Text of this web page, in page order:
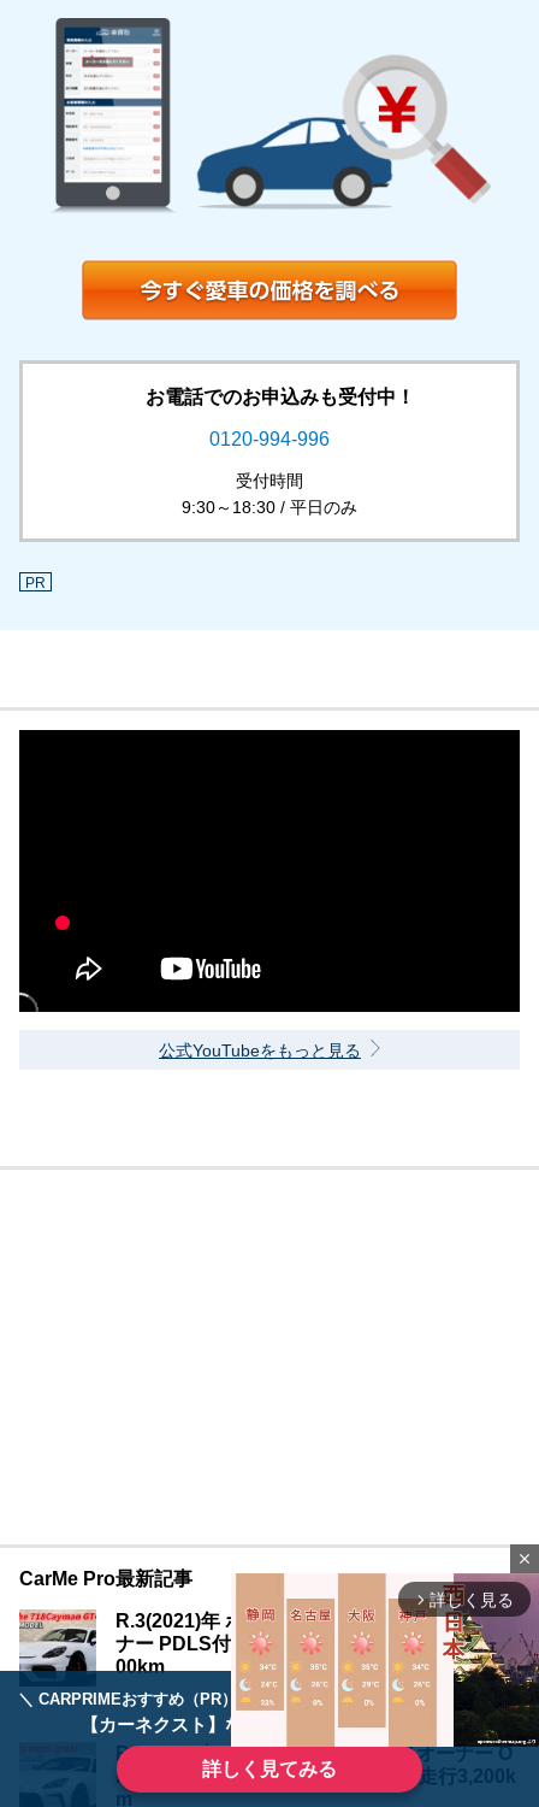
＼ CARPRIMEおすすめ（PR） ／ディーラーで手放すのはもったいない！
【カーネクスト】ならどんなクルマも高価買取
詳しく見てみる
お電話でのお申込みも受付中！
0120-994-996
受付時間
9:30～18:30 / 平日のみ
PR
公式YouTubeをもっと見る
CarMe Pro最新記事
R.3(2021)年 ポルシェ 718ケイマン GT4 1オー
ナー PDLS付きLEDライト ホワイト 走行17,4
00km
クルマ
R.7(2025)年 トヨタ GR86 2.4 RZ 1オーナー O
Pbrembo SACHS パールホワイト 走行3,200k
m
close
arrow_forward_ios 詳しく見る